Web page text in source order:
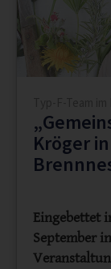
Kröger
Eingebettet
September